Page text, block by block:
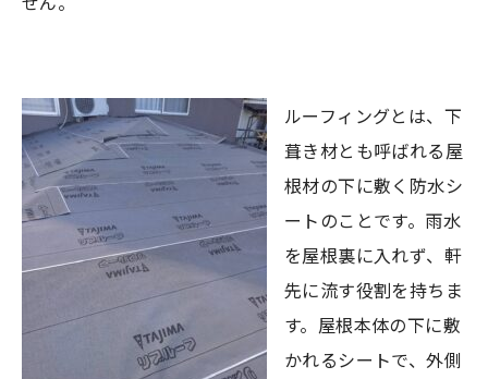
ルーフィングとは、下
葺き材とも呼ばれる屋
根材の下に敷く防水シ
ートのことです。雨水
を屋根裏に入れず、軒
先に流す役割を持ちま
す。屋根本体の下に敷
かれるシートで、外側